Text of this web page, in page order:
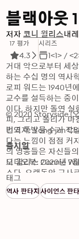
블랙아웃 1
저자 코니 윌리스내
17 평가
4.3
시리즈
1<1> /
거대 악으로부터 세
하는 수십 명의 역사
로피 워드는 1940년
교수를 설득하는 중
이다. 하지만 돌연 실
피, 그리고 폴리가 마
리고 폭발물 수거 작
다는 느낌이 점점 커
의 영웅들은 자신들
니 윌리스 Connie
스다. 오랫동안 교사
감시원」이 휴고상
『화재감시원』
© 2020 Storyside (
번역자: Yong-jun
출시일
오디오북: 2020년 7
태그
역사 판타지사이언스 판